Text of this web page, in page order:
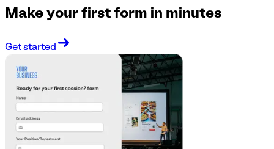
Make your first form in minutes
Get started